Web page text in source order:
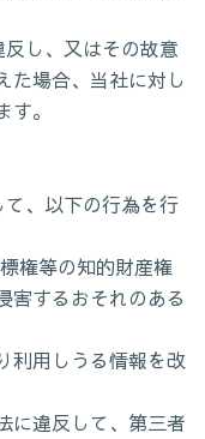
し、又はその故意
た場合、当社に対し
。
、以下の行為を行
権等の知的財産権
害するおそれのある
利用しうる情報を改
に違反して、第三者